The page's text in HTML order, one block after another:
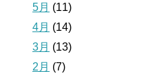
5月 (11)
4月 (14)
3月 (13)
2月 (7)